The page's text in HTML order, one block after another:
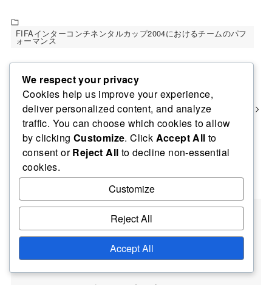
FIFAインターコンチネンタルカップ2004におけるチームのパフ
ォーマンス
景、遺産
FIFAインターコンチネンタルカップ2004：ライバル関係、心理
的要因、チームのモチベーション
Author of this article
We respect your privacy
Cookies help us improve your experience,
deliver personalized content, and analyze
traffic. You can choose which cookies to allow
by clicking Customize. Click Accept All to
consent orReject All to decline non-essential
cookies.
Customize
Reject All
Accept All